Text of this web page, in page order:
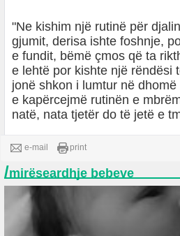
"Ne kishim një rutinë për
gjumit, derisa ishte foshnje,
e fundit, bëmë çmos që ta
e lehtë por kishte një rëndësi
jonë shkon i lumtur në
e kapërcejmë rutinën e
natë, nata tjetër do të jetë e
e-mail print
/mirëseardhje bebeve